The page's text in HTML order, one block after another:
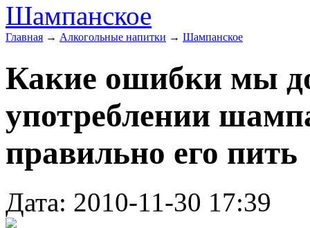
Шампанское
Главная → Алкогольные напитки → Шампанское
Какие ошибки мы
употреблении
правильно его пить
Дата: 2010-11-30 17:39